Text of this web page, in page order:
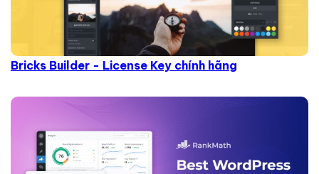
Bricks Builder - License Key chính hãng